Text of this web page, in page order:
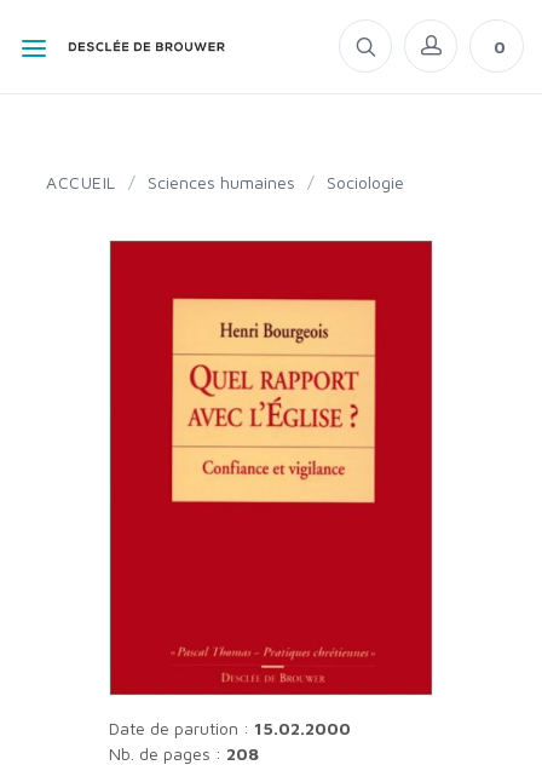
0
ACCUEIL / Sciences humaines / Sociologie
Date de parution : 15.02.2000
Nb. de pages : 208